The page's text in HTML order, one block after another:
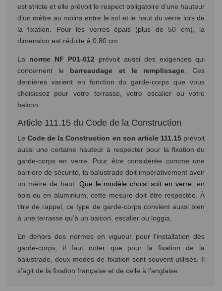
est stricte et elle prévoit le respect obligatoire d’une hauteur
d’un mètre au moins entre le sol et le haut du verre lors de
la fixation. Pour les verres épais (plus de 50 cm), la
dimension est réduite à 0,80 cm.
La norme NF P01-012 prévoit aussi des exigences qui
concernent le barreaudage et le remplissage . Ces
dernières varient en fonction du garde-corps que vous
choisissez pour votre terrasse, votre escalier ou votre
balcon.
Article 111.15 du Code de la Construction
Le Code de la Construction en son article 111.15 prévoit
aussi une certaine hauteur à respecter pour la fixation du
garde-corps en verre. Pour être considérée comme une
barrière de sécurité, la balustrade doit impérativement avoir
un mètre de haut. Que le modèle choisi soit en verre , en
bois ou en aluminium, cette mesure doit être respectée. À
titre de rappel, ce type de garde-corps convient aussi bien
à une terrasse qu’à un balcon, escalier ou loggia.
En dehors des normes en vigueur pour l’installation des
garde-corps, il faut noter que pour la fixation de la
balustrade, deux modes de fixation sont souvent utilisés. Il
s’agit de la fixation française et de celle à l’anglaise.